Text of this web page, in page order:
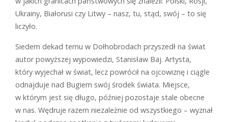
Ukrainy, Białorusi czy Litwy – nasz, tu, stąd, swój – to się
liczyło.
Siedem dekad temu w Dołhobrodach przyszedł na świat
autor powyższej wypowiedzi, Stanisław Baj. Artysta,
który wyjechał w świat, lecz powrócił na ojcowiznę i ciągle
odnajduje nad Bugiem swój środek świata. Miejsce,
w którym jest się długo, później pozostaje stale obecne
w nas. Wędruje razem niezależnie od wszystkiego – wyznał